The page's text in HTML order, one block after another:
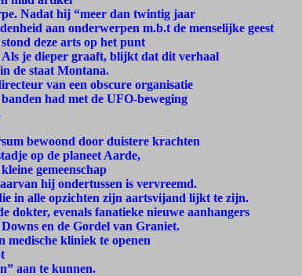
Nadat hij “meer dan twintig jaar
aan onderwerpen m.b.t de menselijke geest
deze arts op het punt
Als je dieper graaft, blijkt dat dit verhaal
de staat Montana.
van een obscure organisatie
had met de UFO-beweging
bewoond door duistere krachten
op de planeet Aarde,
gemeenschap
hij ondertussen is vervreemd.
in alle opzichten zijn aartsvijand lijkt te zijn.
dokter, evenals fanatieke nieuwe aanhangers
en de Gordel van Graniet.
medische kliniek te openen
aan te kunnen.